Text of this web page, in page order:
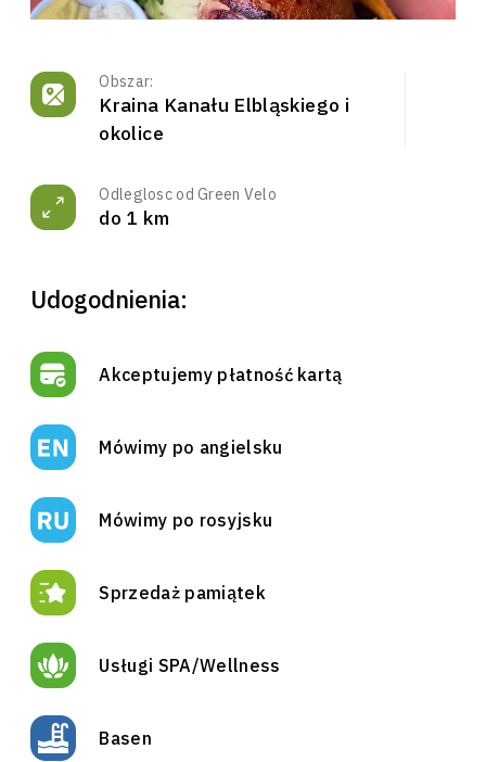
Obszar:
Kraina Kanału Elbląskiego i
okolice
Odleglosc od Green Velo
do 1 km
Udogodnienia:
Akceptujemy płatność kartą
Mówimy po angielsku
Mówimy po rosyjsku
Sprzedaż pamiątek
Usługi SPA/Wellness
Basen